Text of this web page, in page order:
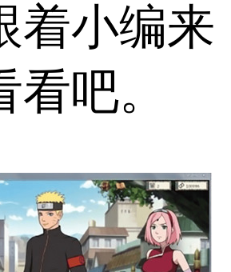
着小编来
吧。